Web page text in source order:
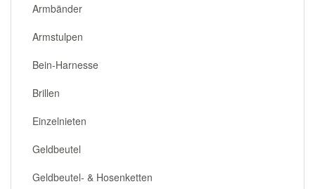
Armbänder
Armstulpen
Bein-Harnesse
Brillen
Einzelnieten
Geldbeutel
Geldbeutel- & Hosenketten